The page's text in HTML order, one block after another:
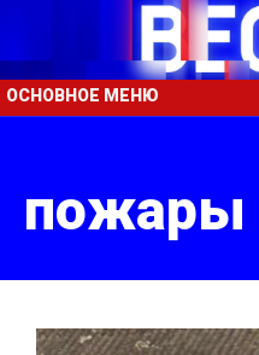
ОСНОВНОЕ МЕНЮ
пожары